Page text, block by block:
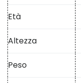
Età
Altezza
Peso